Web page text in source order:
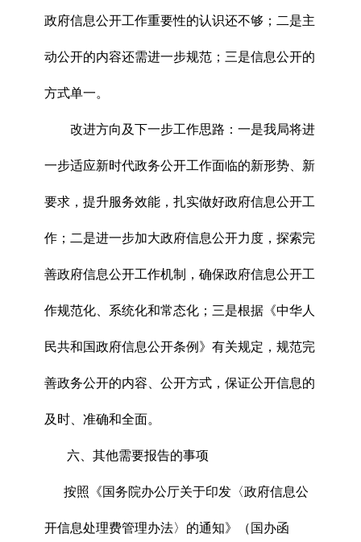
政府信息公开工作重要性的认识还不够；二是主
动公开的内容还需进一步规范；三是信息公开的
方式单一。
改进方向及下一步工作思路：一是我局将进
一步适应新时代政务公开工作面临的新形势、新
要求，提升服务效能，扎实做好政府信息公开工
作；二是进一步加大政府信息公开力度，探索完
善政府信息公开工作机制，确保政府信息公开工
作规范化、系统化和常态化；三是根据《中华人
民共和国政府信息公开条例》有关规定，规范完
善政务公开的内容、公开方式，保证公开信息的
及时、准确和全面。
六、其他需要报告的事项
按照《国务院办公厅关于印发〈政府信息公
开信息处理费管理办法〉的通知》（国办函